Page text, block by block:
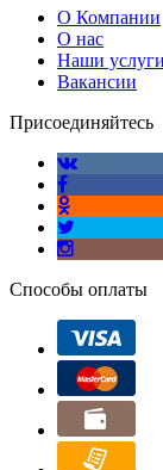
О Компании
О нас
Наши услуги
Вакансии
Присоединяйтесь
Способы оплаты